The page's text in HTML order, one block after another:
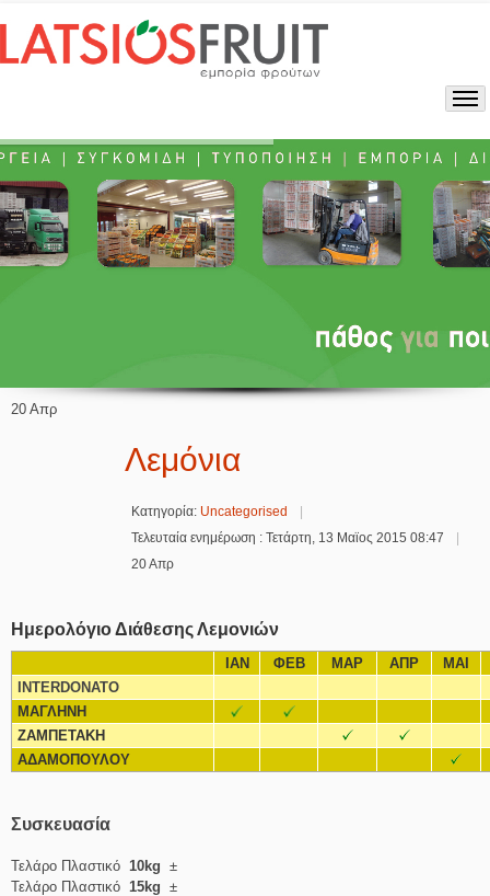
20 Απρ
Λεμόνια
Κατηγορία: Uncategorised
Τελευταία ενημέρωση : Τετάρτη, 13 Μαϊος 2015 08:47
20 Απρ
Ημερολόγιο Διάθεσης Λεμονιών
ΙΑΝ ΦΕΒ ΜΑΡ ΑΠΡ
ΜΑΙ
INTERDONATO
ΜΑΓΛΗΝΗ
ΖΑΜΠΕΤΑΚΗ
ΑΔΑΜΟΠΟΥΛΟΥ
Συσκευασία
Τελάρο Πλαστικό 10kg ±
Τελάρο Πλαστικό 15kg ±